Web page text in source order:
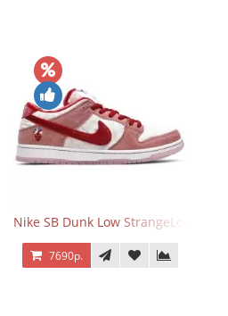
Nike SB Dunk Low StrangeLove
7690р.